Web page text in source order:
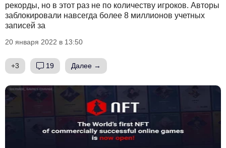
рекорды, но в этот раз не по количеству игроков. Авторы
заблокировали навсегда более 8 миллионов учетных
записей за
20 января 2022 в 13:50
+3 19 Далее →